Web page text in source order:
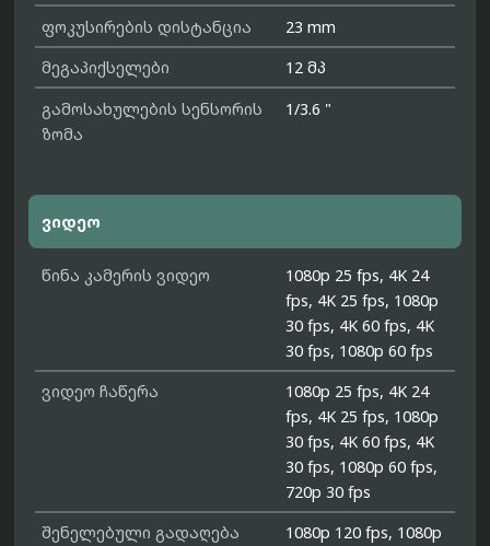
ფოკუსირების დისტანცია
23 mm
მეგაპიქსელები
12 მპ
გამოსახულების სენსორის
ზომა
1/3.6 "
ვიდეო
წინა კამერის ვიდეო
1080p 25 fps, 4K 24
fps, 4K 25 fps, 1080p
30 fps, 4K 60 fps, 4K
30 fps, 1080p 60 fps
ვიდეო ჩაწერა
1080p 25 fps, 4K 24
fps, 4K 25 fps, 1080p
30 fps, 4K 60 fps, 4K
30 fps, 1080p 60 fps,
720p 30 fps
შენელებული გადაღება
1080p 120 fps, 1080p